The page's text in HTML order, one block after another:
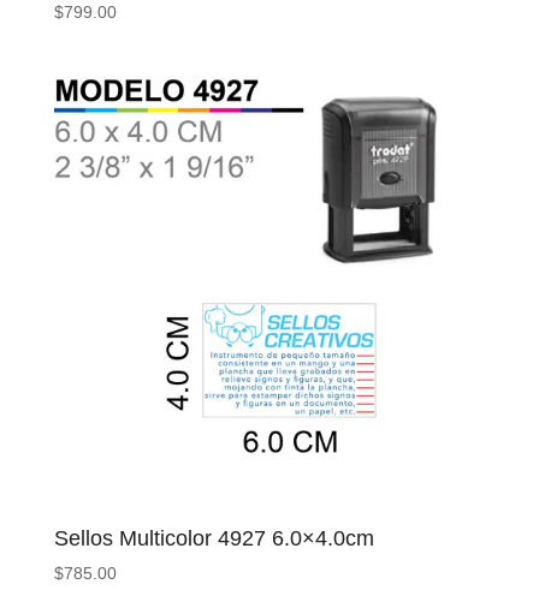
$799.00
Sellos Multicolor 4927 6.0×4.0cm
$785.00